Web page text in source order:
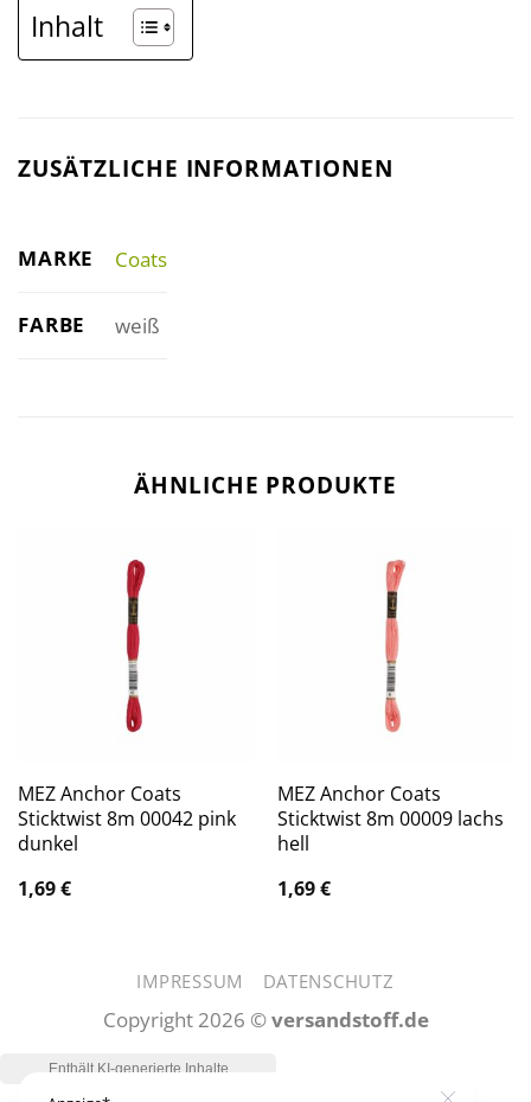
Inhalt
ZUSÄTZLICHE INFORMATIONEN
MARKE Coats
FARBE weiß
ÄHNLICHE PRODUKTE
MEZ Anchor Coats
Sticktwist 8m 00042 pink
dunkel
1,69€
MEZ Anchor Coats
Sticktwist 8m 00009 lachs
hell
1,69€
IMPRESSUM DATENSCHUTZ
Copyright 2026 ©versandstoff.de